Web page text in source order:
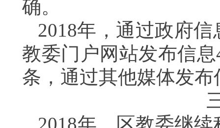
确。
2018年， 通过政府信
教委门户网站发布信息
条，通过其他媒体发布